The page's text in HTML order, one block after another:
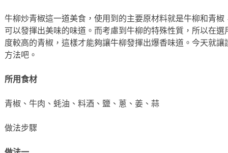
牛柳炒青椒這一道美食，使用到的主要原材料就是牛柳和青
可以發揮出美味的味道。而考慮到牛柳的特殊性質，所以在
度較高的青椒，這樣才能夠讓牛柳發揮出爆香味道。今天就
方法吧。
所用食材
青椒、牛肉、蚝油、料酒、鹽、蔥、姜、蒜
做法步驟